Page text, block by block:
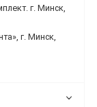
г. Минск,
г. Минск,